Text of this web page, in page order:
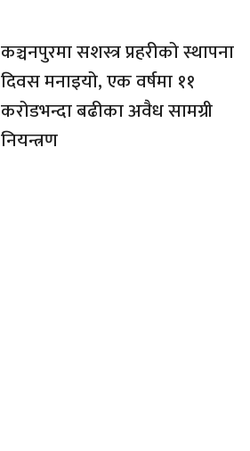
कञ्चनपुरमा सशस्त्र प्रहरीको स्थापना
दिवस मनाइयो, एक वर्षमा ११
करोडभन्दा बढीका अवैध सामग्री
नियन्त्रण